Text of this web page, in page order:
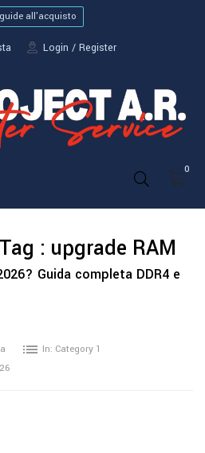
all'acquisto
Login Register
0
: upgrade RAM
Guida completa DDR4 e
list In: Category 1